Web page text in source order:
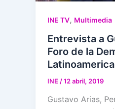
INE TV, Multimedia
Entrevista a
Foro de la
INE /12 abril, 2019
Gustavo Arias,